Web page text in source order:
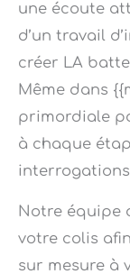
d’un travail
créer LA
Même dans
primordiale
à chaque
Notre équipe
votre colis
sur mesure à